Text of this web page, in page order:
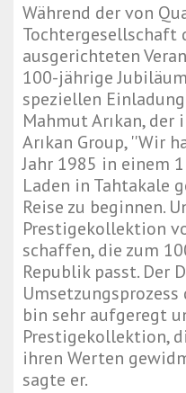
Während der von
Tochtergesellschaft
ausgerichteten
100-jährige
speziellen
Mahmut Arıkan, der
Arıkan Group, ''Wir
Jahr 1985 in einem
Laden in Tahtakale
Reise zu beginnen.
Prestigekollektion
schaffen, die zum
Republik passt. Der
bin sehr aufgeregt
Prestigekollektion,
ihren Werten
sagte er.